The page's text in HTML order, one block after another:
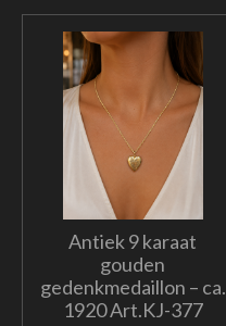
Antiek 9 karaat
gouden
gedenkmedaillon – ca.
1920 Art.KJ-377